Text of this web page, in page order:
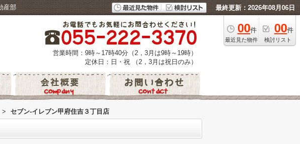
産部 最終更新：2026年08月06日
00件
最近見た物件
00件
検討リスト
営業時間：9時～17時40分（2，3月は9時～19時）
定休日：日・祝 （2，3月は祝日のみ）
> セブン-イレブン甲府住吉３丁目店